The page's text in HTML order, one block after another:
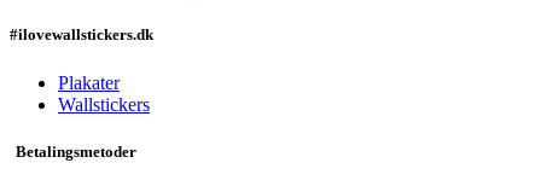
#ilovewallstickers.dk
Plakater
Wallstickers
Betalingsmetoder